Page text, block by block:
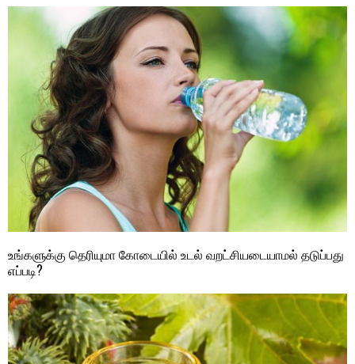
உங்களுக்கு தெரியுமா கோடையில் உடல் வறட்சியடையாமல் தடுப்பது
எப்படி?